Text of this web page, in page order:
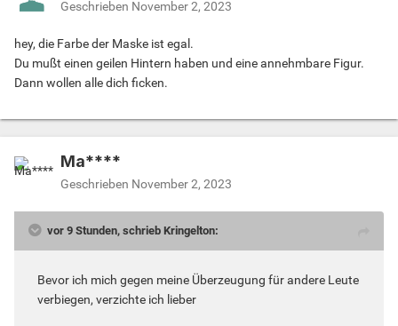
Geschrieben November 2, 2023
hey, die Farbe der Maske ist egal.
Du mußt einen geilen Hintern haben und eine annehmbare Figur.
Dann wollen alle dich ficken.
Ma****
Geschrieben November 2, 2023
vor 9 Stunden, schrieb Kringelton:
Bevor ich mich gegen meine Überzeugung für andere Leute
verbiegen, verzichte ich lieber